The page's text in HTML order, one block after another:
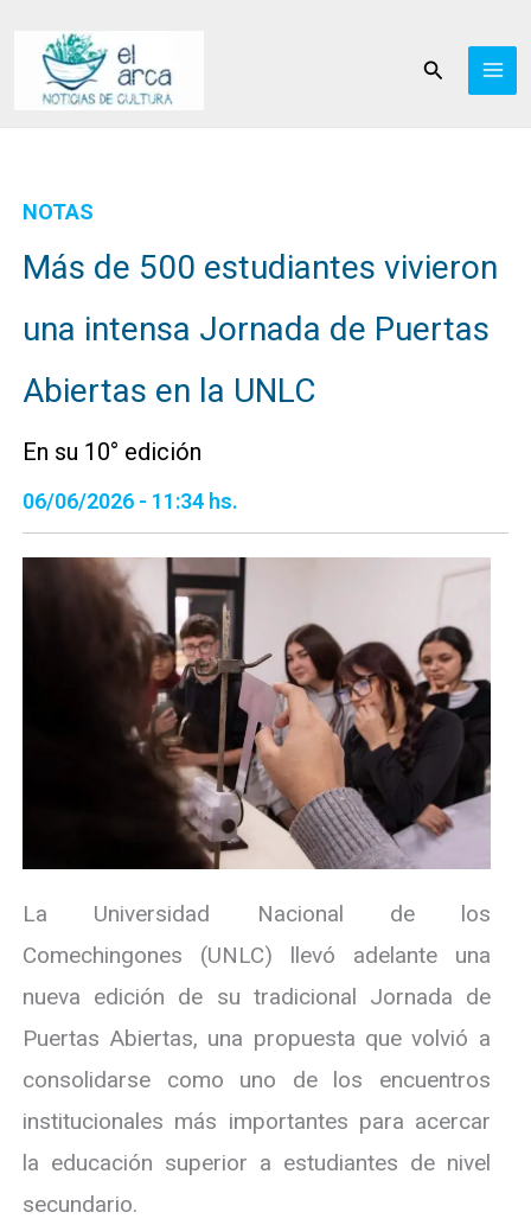
contenido
Buscar
NOTAS
Más de 500 estudiantes vivieron
una intensa Jornada de Puertas
Abiertas en la UNLC
En su 10° edición
06/06/2026 - 11:34 hs.
La Universidad Nacional de los
Comechingones (UNLC) llevó adelante una
nueva edición de su tradicional Jornada de
Puertas Abiertas, una propuesta que volvió a
consolidarse como uno de los encuentros
institucionales más importantes para acercar
la educación superior a estudiantes de nivel
secundario.